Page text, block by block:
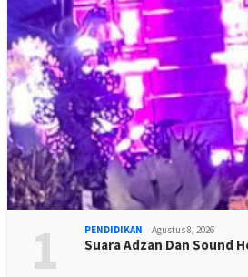
1 PENDIDIKAN Agustus 8, 2026
Suara Adzan Dan Sound